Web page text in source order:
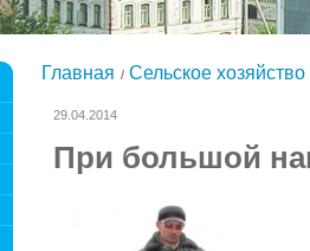
Главная Сельское хозяйство
29.04.2014
При большой